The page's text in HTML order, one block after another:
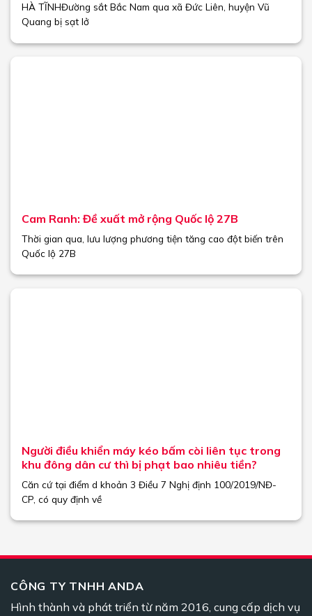
HÀ TĨNHĐường sắt Bắc Nam qua xã Đức Liên, huyện Vũ
Quang bị sạt lở
Cam Ranh: Đề xuất mở rộng Quốc lộ 27B
Thời gian qua, lưu lượng phương tiện tăng cao đột biến trên
Quốc lộ 27B
Người điều khiển máy kéo bấm còi liên tục trong
khu đông dân cư thì bị phạt bao nhiêu tiền?
Căn cứ tại điểm d khoản 3 Điều 7 Nghị định 100/2019/NĐ-
CP, có quy định về
CÔNG TY TNHH ANDA
Hình thành và phát triển từ năm 2016, cung cấp dịch vụ